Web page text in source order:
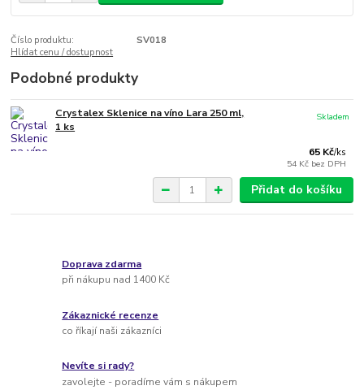
Číslo produktu:
SV018
Hlídat cenu / dostupnost
Podobné produkty
Crystalex Sklenice na víno Lara 250 ml,
1 ks
65 Kč/ks
54 Kč bez DPH
Skladem
Přidat do košíku
Doprava zdarma
při nákupu nad 1400 Kč
Zákaznické recenze
co říkají naši zákazníci
Nevíte si rady?
zavolejte - poradíme vám s nákupem